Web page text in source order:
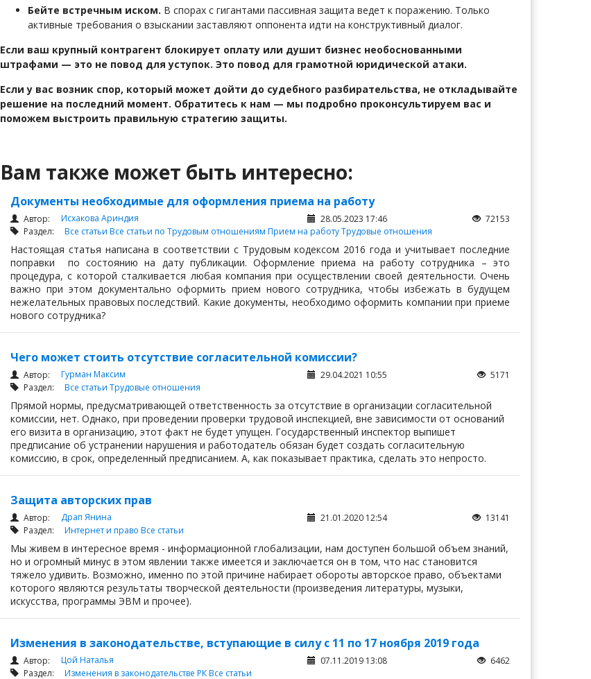
Бейте встречным иском. В спорах с гигантами пассивная защита ведет к поражению. Только
активные требования о взыскании заставляют оппонента идти на конструктивный диалог.
Если ваш крупный контрагент блокирует оплату или душит бизнес необоснованными
штрафами — это не повод для уступок. Это повод для грамотной юридической атаки.
Если у вас возник спор, который может дойти до судебного разбирательства, не откладывайте
решение на последний момент. Обратитесь к нам — мы подробно проконсультируем вас и
поможем выстроить правильную стратегию защиты.
Вам также может быть интересно:
Документы необходимые для оформления приема на работу
Автор: Исхакова Ариндия 28.05.2023 17:46
72153
Раздел: Все статьи Все статьи по Трудовым отношениям Прием на работуТрудовые отношения
Настоящая статья написана в соответствии с Трудовым кодексом 2016 года и учитывает последние
поправки по состоянию на дату публикации. Оформление приема на работу сотрудника – это
процедура, с которой сталкивается любая компания при осуществлении своей деятельности. Очень
важно при этом документально оформить прием нового сотрудника, чтобы избежать в будущем
нежелательных правовых последствий. Какие документы, необходимо оформить компании при приеме
нового сотрудника?
Чего может стоить отсутствие согласительной комиссии?
Автор: Гурман Максим 29.04.2021 10:55
5171
Раздел: Все статьи Трудовые отношения
Прямой нормы, предусматривающей ответственность за отсутствие в организации согласительной
комиссии, нет. Однако, при проведении проверки трудовой инспекцией, вне зависимости от оснований
его визита в организацию, этот факт не будет упущен. Государственный инспектор выпишет
предписание об устранении нарушения и работодатель обязан будет создать согласительную
комиссию, в срок, определенный предписанием. А, как показывает практика, сделать это непросто.
Защита авторских прав
Автор: Драп Янина 21.01.2020 12:54
13141
Раздел: Интернет и право Все статьи
Мы живем в интересное время - информационной глобализации, нам доступен большой объем знаний,
но и огромный минус в этом явлении также имеется и заключается он в том, что нас становится
тяжело удивить. Возможно, именно по этой причине набирает обороты авторское право, объектами
которого являются результаты творческой деятельности (произведения литературы, музыки,
искусства, программы ЭВМ и прочее).
Изменения в законодательстве, вступающие в силу с 11 по 17 ноября 2019 года
Автор: Цой Наталья 07.11.2019 13:08
6462
Раздел: Изменения в законодательстве РКВсе статьи